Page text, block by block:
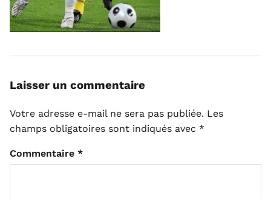
Laisser un commentaire
Votre adresse e-mail ne sera pas publiée. Les
champs obligatoires sont indiqués avec *
Commentaire *